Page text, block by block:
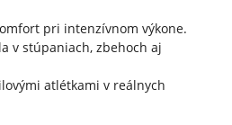
pri intenzívnom výkone.
v stúpaniach, zbehoch aj
atlétkami v reálnych